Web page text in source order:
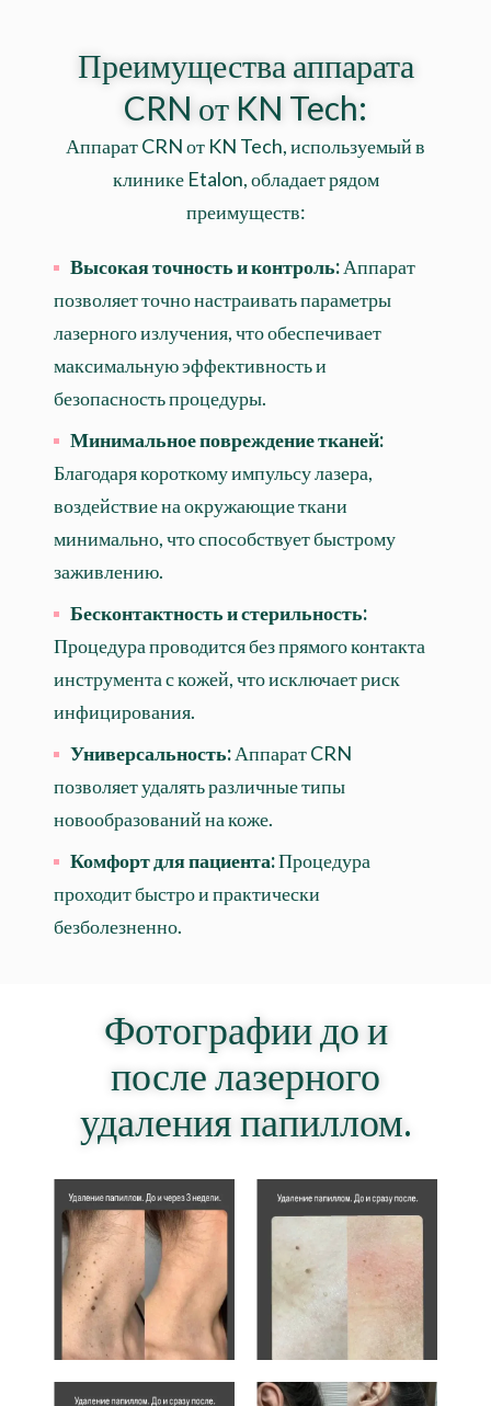
Преимущества аппарата
CRN от KN Tech:
Аппарат CRN от KN Tech, используемый в
клинике Etalon, обладает рядом
преимуществ:
Высокая точность и контроль:Аппарат
позволяет точно настраивать параметры
лазерного излучения, что обеспечивает
максимальную эффективность и
безопасность процедуры.
Минимальное повреждение тканей:
Благодаря короткому импульсу лазера,
воздействие на окружающие ткани
минимально, что способствует быстрому
заживлению.
Бесконтактность и стерильность:
Процедура проводится без прямого контакта
инструмента с кожей, что исключает риск
инфицирования.
Универсальность:Аппарат CRN
позволяет удалять различные типы
новообразований на коже.
Комфорт для пациента:Процедура
проходит быстро и практически
безболезненно.
Фотографии до и
после лазерного
удаления папиллом.